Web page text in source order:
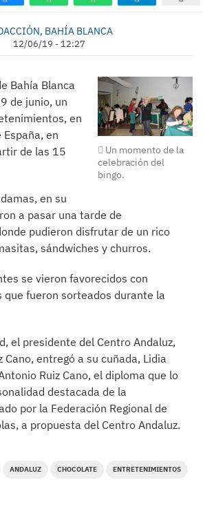
BAHÍA BLANCA
12/06/19 - 12:27
Un momento de la
celebración del
bingo.
Bahía Blanca
de junio, un
en
en
de las 15
en su
a pasar una tarde de
pudieron disfrutar de un rico
sándwiches y churros.
se vieron favorecidos con
fueron sorteados durante la
el presidente del Centro Andaluz,
Cano, entregó a su cuñada, Lidia
Ruiz Cano, el diploma que lo
destacada de la
por la Federación Regional de
a propuesta del Centro Andaluz.
ANDALUZ CHOCOLATE ENTRETENIMIENTOS